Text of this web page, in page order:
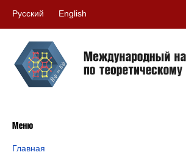
Русский English
Главная